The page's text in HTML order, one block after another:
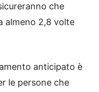
che
almeno 2,8 volte
anticipato è
le persone che